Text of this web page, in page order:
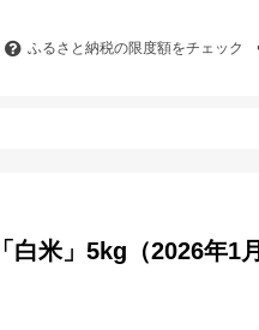
ふるさと納税の限度額をチェック
白米」5kg（2026年1